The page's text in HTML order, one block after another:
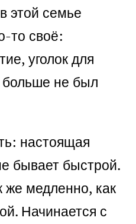
этой семье
то своё:
уголок для
больше не был
настоящая
бывает быстрой.
же медленно, как
Начинается с